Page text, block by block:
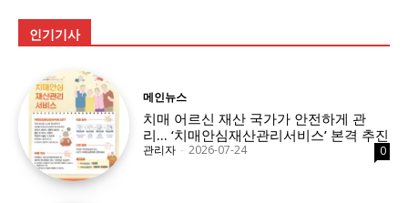
인기기사
메인뉴스
치매 어르신 재산 국가가 안전하게 관
리… ‘치매안심재산관리서비스’ 본격 추진
관리자 - 2026-07-24 0